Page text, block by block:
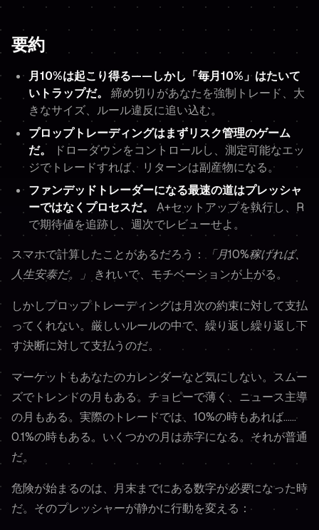
要約
月10%は起こり得る——しかし「毎月10%」はたいて
いトラップだ。
締め切りがあなたを強制トレード、大
きなサイズ、ルール違反に追い込む。
プロップトレーディングはまずリスク管理のゲーム
だ。
ドローダウンをコントロールし、測定可能なエッ
ジでトレードすれば、リターンは副産物になる。
ファンデッドトレーダーになる最速の道はプレッシャ
ーではなくプロセスだ。
A+セットアップを執行し、R
で期待値を追跡し、週次でレビューせよ。
スマホで計算したことがあるだろう： 「月10%稼げれば、
人生安泰だ。」
きれいで、モチベーションが上がる。
しかしプロップトレーディングは月次の約束に対して支払
ってくれない。厳しいルールの中で、繰り返し繰り返し下
す決断に対して支払うのだ。
マーケットもあなたのカレンダーなど気にしない。スムー
ズでトレンドの月もある。チョピーで薄く、ニュース主導
の月もある。実際のトレードでは、10%の時もあれば……
0.1%の時もある。いくつかの月は赤字になる。それが普通
だ。
危険が始まるのは、月末までにある数字が必要になった時
だ。そのプレッシャーが静かに行動を変える：